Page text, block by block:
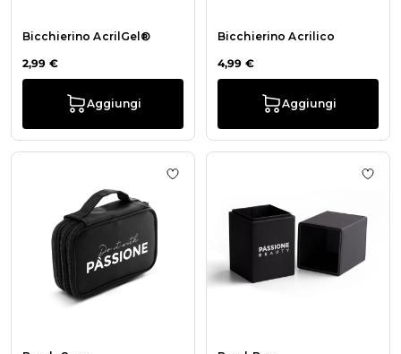
Bicchierino AcrilGel®
2,99 €
Aggiungi
Bicchierino Acrilico
4,99 €
Aggiungi
Aggiungi alla wishlist Brush Case